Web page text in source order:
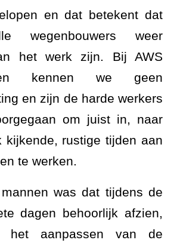
en dat betekent dat
wegenbouwers weer
het werk zijn. Bij AWS
kennen we geen
en zijn de harde werkers
om juist in, naar
kijkende, rustige tijden aan
te werken.
was dat tijdens de
dagen behoorlijk afzien,
het aanpassen van de